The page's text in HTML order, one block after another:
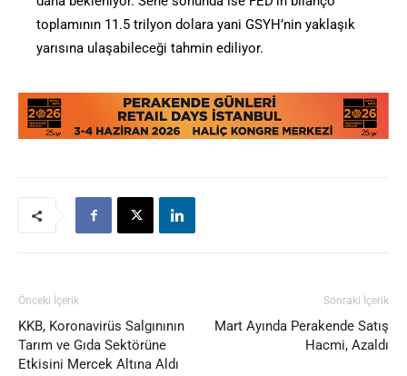
toplamının 11.5 trilyon dolara yani GSYH’nin yaklaşık
yarısına ulaşabileceği tahmin ediliyor.
Önceki İçerik
KKB, Koronavirüs Salgınının
Tarım ve Gıda Sektörüne
Etkisini Mercek Altına Aldı
Sonraki İçerik
Mart Ayında Perakende Satış
Hacmi, Azaldı